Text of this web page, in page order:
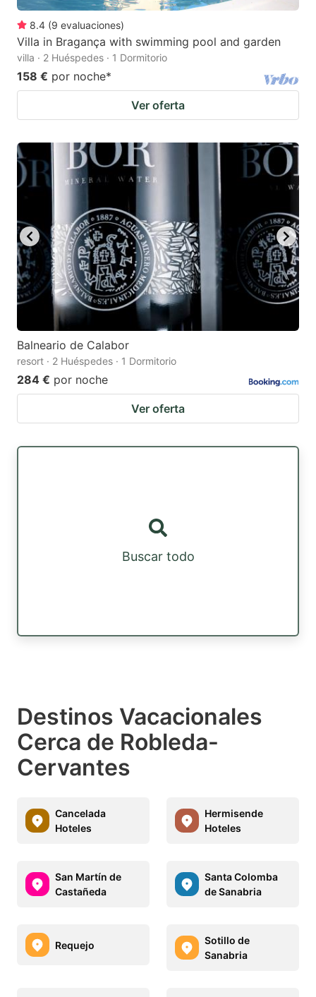
8.4 (9 evaluaciones)
Villa in Bragança with swimming pool and garden
villa · 2 Huéspedes · 1 Dormitorio
158 € por noche*
Ver oferta
Balneario de Calabor
resort · 2 Huéspedes · 1 Dormitorio
284 € por noche
Ver oferta
Buscar todo
Destinos Vacacionales
Cerca de Robleda-
Cervantes
Cancelada
Hoteles
Hermisende
Hoteles
San Martín de
Castañeda
Santa Colomba
de Sanabria
Requejo
Sotillo de
Sanabria